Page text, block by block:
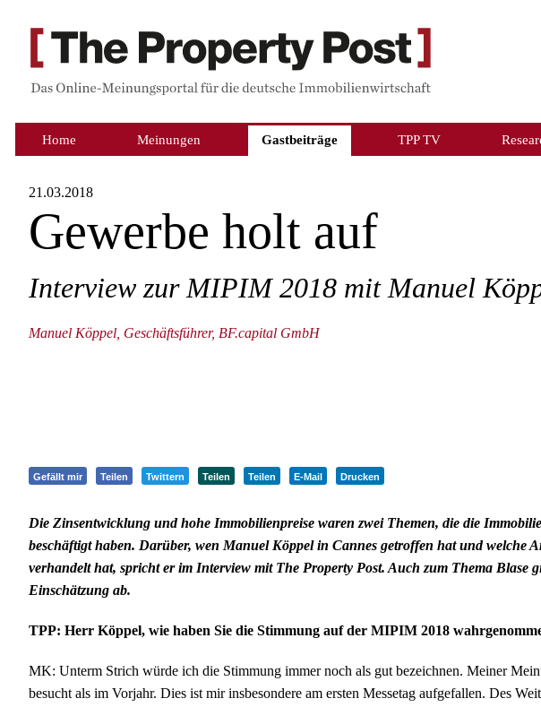
Home Meinungen Gastbeiträge TPP TV
21.03.2018
Gewerbe holt auf
Interview zur MIPIM 2018 mit Manuel
Manuel Köppel, Geschäftsführer, BF.capital GmbH
Gefällt mir Teilen Twittern Teilen Teilen E-Mail Drucken
Die Zinsentwicklung und hohe Immobilienpreise waren zwei Themen, die die
beschäftigt haben. Darüber, wen Manuel Köppel in Cannes getroffen hat und welche
verhandelt hat, spricht er im Interview mit The Property Post. Auch zum Thema Blase
Einschätzung ab.
TPP: Herr Köppel, wie haben Sie die Stimmung auf der MIPIM 2018
MK: Unterm Strich würde ich die Stimmung immer noch als gut bezeichnen. Meiner
besucht als im Vorjahr. Dies ist mir insbesondere am ersten Messetag aufgefallen. Des